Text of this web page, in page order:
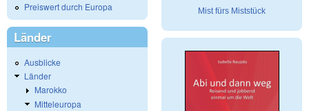
Preiswert durch Europa
Länder
Ausblicke
Länder
Marokko
Mitteleuropa
Mist fürs Miststück